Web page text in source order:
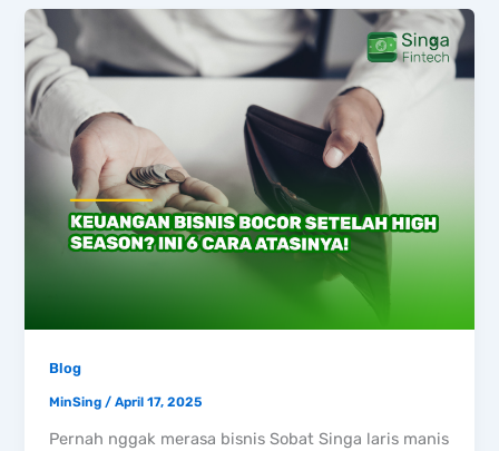
Blog
MinSing/April 17, 2025
Pernah nggak merasa bisnis Sobat Singa laris manis